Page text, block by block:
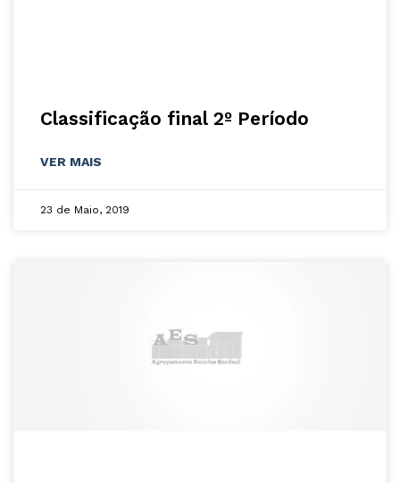
Classificação final 2º Período
VER MAIS
23 de Maio, 2019